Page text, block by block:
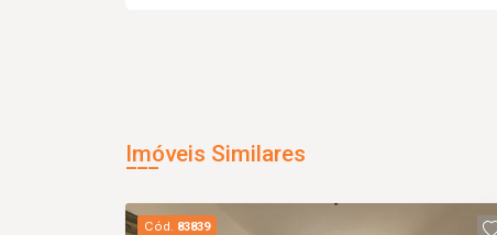
Imóveis Similares
Cód. 83839